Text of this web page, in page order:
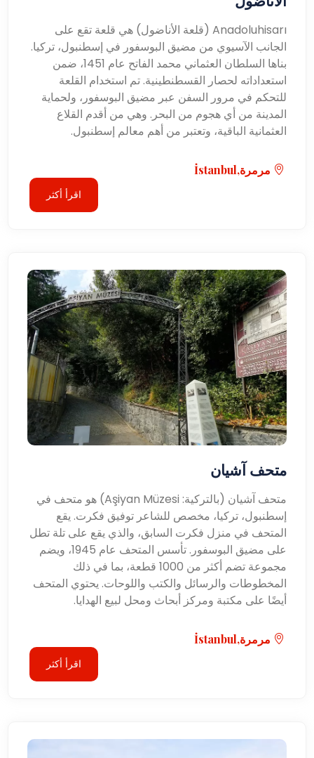
Anadoluhisarı (قلعة الأناضول) هي قلعة تقع على
الجانب الآسيوي من مضيق البوسفور في إسطنبول، تركيا.
بناها السلطان العثماني محمد الفاتح عام 1451، ضمن
استعداداته لحصار القسطنطينية. تم استخدام القلعة
للتحكم في مرور السفن عبر مضيق البوسفور، ولحماية
المدينة من أي هجوم من البحر. وهي من أقدم القلاع
العثمانية الباقية، وتعتبر من أهم معالم إسطنبول.
مرمرة,İstanbul
اقرأ أكثر
متحف آشيان
متحف آشيان (بالتركية: Aşiyan Müzesi) هو متحف في
إسطنبول، تركيا، مخصص للشاعر توفيق فكرت. يقع
المتحف في منزل فكرت السابق، والذي يقع على تلة تطل
على مضيق البوسفور. تأسس المتحف عام 1945، ويضم
مجموعة تضم أكثر من 1000 قطعة، بما في ذلك
المخطوطات والرسائل والكتب واللوحات. يحتوي المتحف
أيضًا على مكتبة ومركز أبحاث ومحل لبيع الهدايا.
مرمرة,İstanbul
اقرأ أكثر